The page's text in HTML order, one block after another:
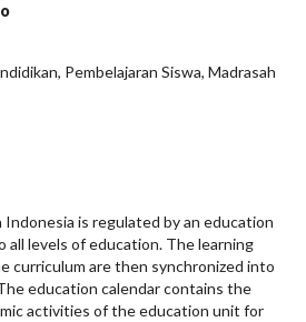
Pembelajaran Siswa, Madrasah
is regulated by an education
all levels of education. The learning
curriculum are then synchronized into
education calendar contains the
activities of the education unit for